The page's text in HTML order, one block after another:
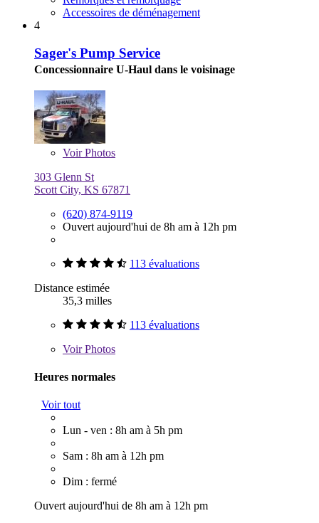
Accessoires de déménagement
4
Sager's Pump Service
Concessionnaire U-Haul dans le voisinage
VoirPhotos
303 Glenn St
Scott City, KS 67871
(620) 874-9119
Ouvert aujourd'hui de 8h am à 12h pm
113 évaluations
Distance estimée
35,3 milles
113 évaluations
VoirPhotos
Heures normales
Voir tout
Lun - ven : 8h am à 5h pm
Sam : 8h am à 12h pm
Dim : fermé
Ouvert aujourd'hui de 8h am à 12h pm